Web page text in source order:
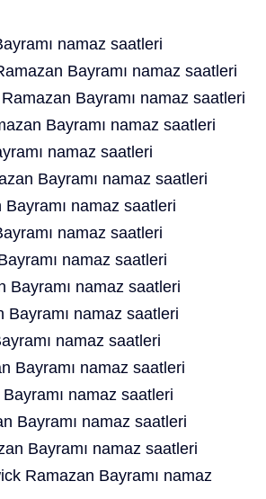
namaz saatleri
Bayramı namaz saatleri
Bayramı namaz saatleri
Bayramı namaz saatleri
namaz saatleri
Bayramı namaz saatleri
namaz saatleri
namaz saatleri
namaz saatleri
Bayramı namaz saatleri
Bayramı namaz saatleri
namaz saatleri
Bayramı namaz saatleri
namaz saatleri
Bayramı namaz saatleri
Bayramı namaz saatleri
Ramazan Bayramı namaz